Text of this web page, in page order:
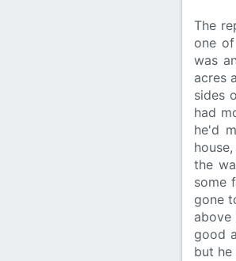
The
one
was
acres
sides
had
he'd
the
some
gone
above
good
but